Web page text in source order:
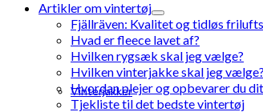
Vinterjakker
Artikler om vintertøj
Fjällräven: Kvalitet og tidløs
Hvad er fleece lavet af?
Hvilken rygsæk skal jeg vælge?
Hvilken vinterjakke skal jeg vælge?
Hvordan plejer og opbevarer du
Tjekliste til det bedste vintertøj